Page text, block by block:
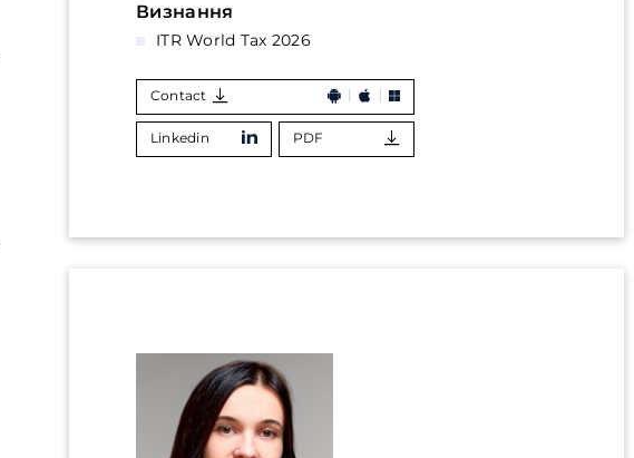
Визнання
ITR World Tax 2026
Contact
Linkedin PDF